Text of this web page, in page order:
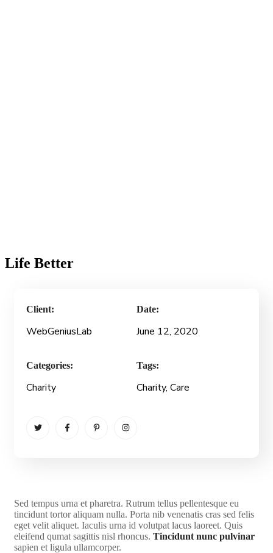
Life Better
Sed tempus urna et pharetra. Rutrum tellus pellentesque eu
tincidunt tortor aliquam nulla. Porta nib venenatis cras sed felis
eget velit aliquet. Iaculis urna id volutpat lacus laoreet. Quis
eleifend qumat sagittis nisl rhoncus. Tincidunt nunc pulvinar
sapien et ligula ullamcorper.
Client:
WebGeniusLab
Date:
June 12, 2020
Categories:
Charity
Tags:
Charity, Care